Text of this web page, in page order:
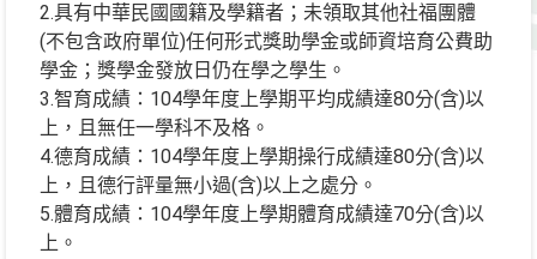
2.具有中華民國國籍及學籍者；未領取其他社福團體
(不包含政府單位)任何形式獎助學金或師資培育公費助
學金；獎學金發放日仍在學之學生。
3.智育成績：104學年度上學期平均成績達80分(含)以
上，且無任一學科不及格。
4.德育成績：104學年度上學期操行成績達80分(含)以
上，且德行評量無小過(含)以上之處分。
5.體育成績：104學年度上學期體育成績達70分(含)以
上。